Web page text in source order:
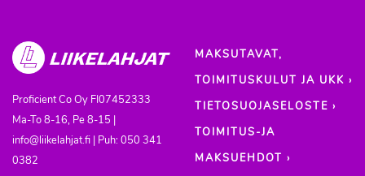
Proficient Co Oy FI07452333
Ma-To 8-16, Pe 8-15 |
info@liikelahjat.fi | Puh: 050 341
0382
MAKSUTAVAT,
TOIMITUSKULUT JA UKK ›
TIETOSUOJASELOSTE ›
TOIMITUS-JA
MAKSUEHDOT ›